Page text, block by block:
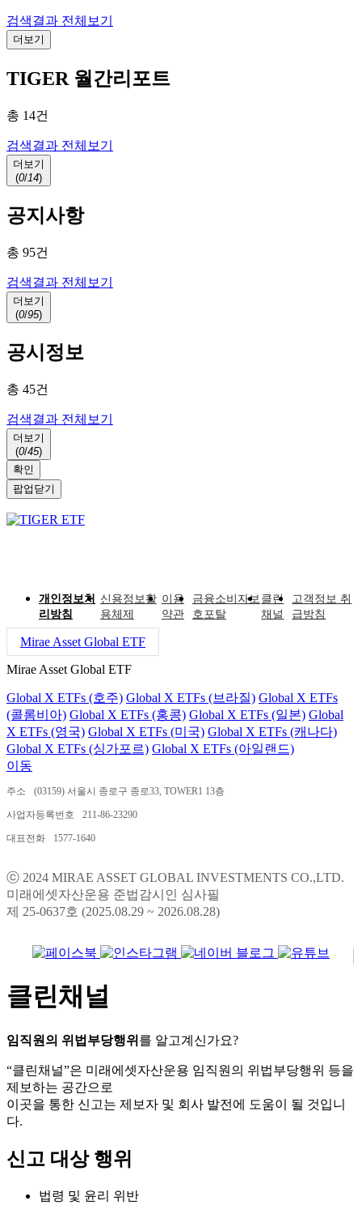
검색결과 전체보기
더보기
TIGER 월간리포트
총 14건
검색결과 전체보기
더보기
(0/14)
공지사항
총 95건
검색결과 전체보기
더보기
(0/95)
공시정보
총 45건
검색결과 전체보기
더보기
(0/45)
확인
팝업닫기
개인정보처
리방침
신용정보활
용체제
이용
약관
금융소비자보
호포탈
클린
채널
고객정보 취
급방침
Mirae Asset Global ETF
Mirae Asset Global ETF
Global X ETFs (호주) Global X ETFs (브라질) Global X ETFs
(콜롬비아) Global X ETFs (홍콩) Global X ETFs (일본) Global
X ETFs (영국) Global X ETFs (미국) Global X ETFs (캐나다)
Global X ETFs (싱가포르) Global X ETFs (아일랜드)
이동
주소 (03159) 서울시 종로구 종로33, TOWER1 13층
사업자등록번호 211-86-23290
대표전화 1577-1640
ⓒ 2024 MIRAE ASSET GLOBAL INVESTMENTS CO.,LTD.
미래에셋자산운용 준법감시인 심사필
제 25-0637호 (2025.08.29 ~ 2026.08.28)
클린채널
임직원의 위법부당행위 를 알고계신가요?
“클린채널”은 미래에셋자산운용 임직원의 위법부당행위 등을
제보하는 공간으로
이곳을 통한 신고는 제보자 및 회사 발전에 도움이 될 것입니
다.
신고 대상 행위
법령 및 윤리 위반